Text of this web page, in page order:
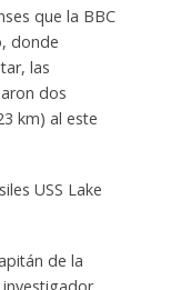
que la BBC
donde
las
dos
km) al este
USS Lake
de la